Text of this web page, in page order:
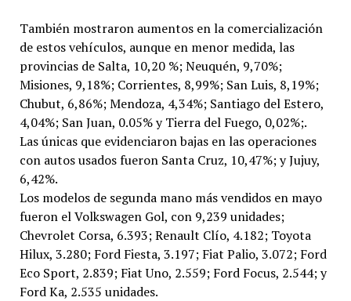
También mostraron aumentos en la comercialización
de estos vehículos, aunque en menor medida, las
provincias de Salta, 10,20 %; Neuquén, 9,70%;
Misiones, 9,18%; Corrientes, 8,99%; San Luis, 8,19%;
Chubut, 6,86%; Mendoza, 4,34%; Santiago del Estero,
4,04%; San Juan, 0.05% y Tierra del Fuego, 0,02%;.
Las únicas que evidenciaron bajas en las operaciones
con autos usados fueron Santa Cruz, 10,47%; y Jujuy,
6,42%.
Los modelos de segunda mano más vendidos en mayo
fueron el Volkswagen Gol, con 9,239 unidades;
Chevrolet Corsa, 6.393; Renault Clío, 4.182; Toyota
Hilux, 3.280; Ford Fiesta, 3.197; Fiat Palio, 3.072; Ford
Eco Sport, 2.839; Fiat Uno, 2.559; Ford Focus, 2.544; y
Ford Ka, 2.535 unidades.